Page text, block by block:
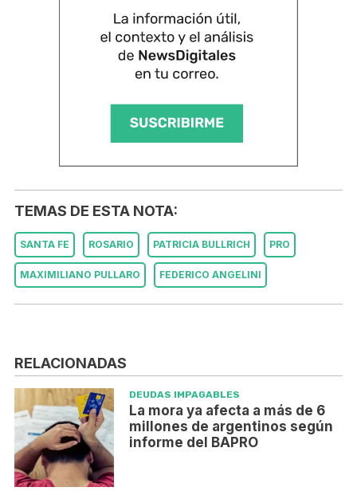
TEMAS DE ESTA NOTA:
SANTA FE ROSARIO PATRICIA BULLRICH PRO
MAXIMILIANO PULLARO FEDERICO ANGELINI
RELACIONADAS
DEUDAS IMPAGABLES
La mora ya afecta a más de 6
millones de argentinos según
informe del BAPRO